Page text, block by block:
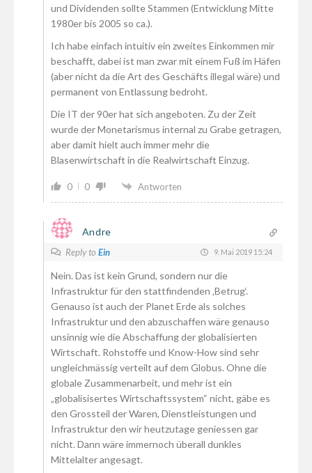
und Dividenden sollte Stammen (Entwicklung Mitte
1980er bis 2005 so ca.).
Ich habe einfach intuitiv ein zweites Einkommen mir
beschafft, dabei ist man zwar mit einem Fuß im Häfen
(aber nicht da die Art des Geschäfts illegal wäre) und
permanent von Entlassung bedroht.
Die IT der 90er hat sich angeboten. Zu der Zeit
wurde der Monetarismus internal zu Grabe getragen,
aber damit hielt auch immer mehr die
Blasenwirtschaft in die Realwirtschaft Einzug.
0 0 Antworten
Andre
Reply to Ein 9. Mai 2019 15:24
Nein. Das ist kein Grund, sondern nur die
Infrastruktur für den stattfindenden ‚Betrug‘.
Genauso ist auch der Planet Erde als solches
Infrastruktur und den abzuschaffen wäre genauso
unsinnig wie die Abschaffung der globalisierten
Wirtschaft. Rohstoffe und Know-How sind sehr
ungleichmässig verteilt auf dem Globus. Ohne die
globale Zusammenarbeit, und mehr ist ein
„globalisisertes Wirtschaftssystem“ nicht, gäbe es
den Grossteil der Waren, Dienstleistungen und
Infrastruktur den wir heutzutage geniessen gar
nicht. Dann wäre immernoch überall dunkles
Mittelalter angesagt.